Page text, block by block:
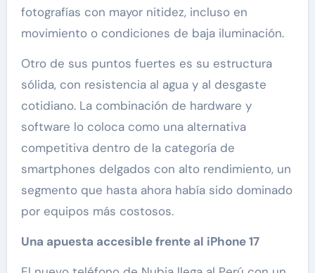
fotografías con mayor nitidez, incluso en
movimiento o condiciones de baja iluminación.
Otro de sus puntos fuertes es su estructura
sólida, con resistencia al agua y al desgaste
cotidiano. La combinación de hardware y
software lo coloca como una alternativa
competitiva dentro de la categoría de
smartphones delgados con alto rendimiento, un
segmento que hasta ahora había sido dominado
por equipos más costosos.
Una apuesta accesible frente al iPhone 17